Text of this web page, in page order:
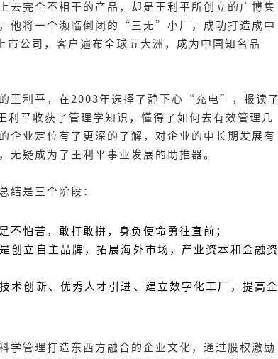
去完全不相干的产品，却是王利平所创立的广博集
他将一个濒临倒闭的“三无”小厂，成功打造成中
市公司，客户遍布全球五大洲，成为中国知名品
王利平，在2003年选择了静下心“充电”，报读了
利平收获了管理学知识，懂得了如何去有效管理几
企业定位有了更深的了解，对企业的中长期发展有
疑成为了王利平事业发展的助推器。
结是三个阶段：
怕苦，敢打敢拼，身负使命勇往直前；
立自主品牌，拓展海外市场，产业资本和金融资
创新、优秀人才引进、建立数字化工厂，提高企
学管理打造东西方融合的企业文化，通过股权激励